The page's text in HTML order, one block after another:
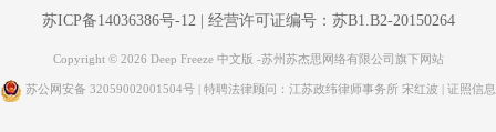
苏ICP备14036386号-12| 经营许可证编号：苏B1.B2-20150264
Copyright © 2026 Deep Freeze 中文版 -苏州苏杰思网络有限公司旗下网站
苏公网安备 32059002001504号 | 特聘法律顾问：江苏政纬律师事务所 宋红波 | 证照信息